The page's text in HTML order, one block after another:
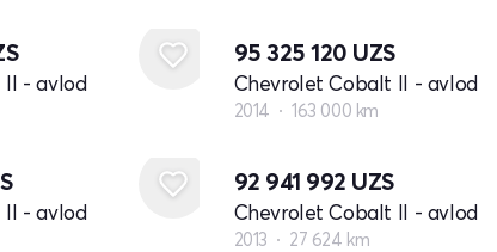
- avlod
95 325 120 UZS
Chevrolet Cobalt II - avlod
2014 163 000 km
- avlod
92 941 992 UZS
Chevrolet Cobalt II - avlod
2013 27 624 km